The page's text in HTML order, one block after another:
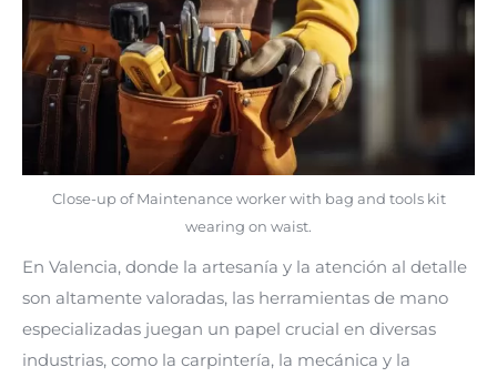
Close-up of Maintenance worker with bag and tools kit
wearing on waist.
En Valencia, donde la artesanía y la atención al detalle
son altamente valoradas, las herramientas de mano
especializadas juegan un papel crucial en diversas
industrias, como la carpintería, la mecánica y la